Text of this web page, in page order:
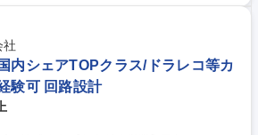
品質や工程、安全、原価などを管理します。 ■
選定 ■工程管理 ■安全管理など ※自治体庁
、商業施設、ホテルなど様々な現場を経験でき
社
内シェアTOPクラス/ドラレコ等カ
験可 回路設計